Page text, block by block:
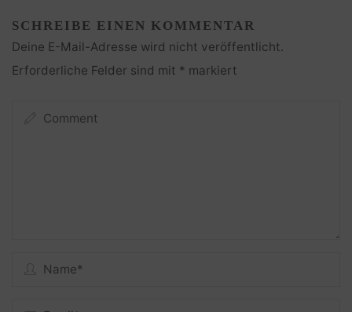
SCHREIBE EINEN KOMMENTAR
Deine E-Mail-Adresse wird nicht veröffentlicht.
Erforderliche Felder sind mit * markiert